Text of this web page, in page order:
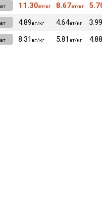
вт 11.30вт/кг 8.67вт/кг
вт 4.89вт/кг 4.64вт/кг 3.99
вт 8.31 вт/кг 5.81 вт/кг 4.88